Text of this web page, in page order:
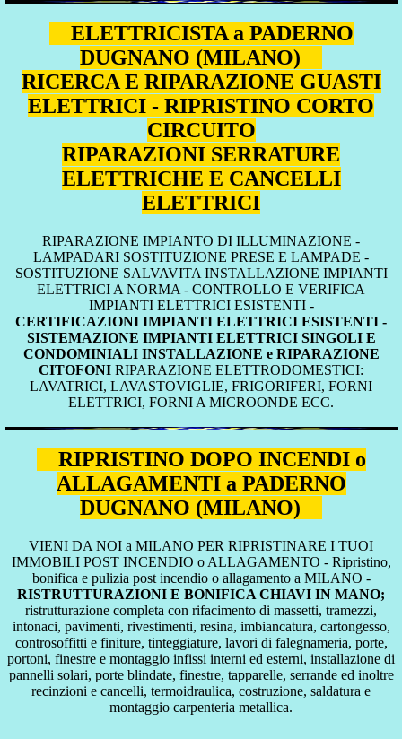
ELETTRICISTA a PADERNO
DUGNANO (MILANO)
RICERCA E RIPARAZIONE GUASTI
ELETTRICI - RIPRISTINO CORTO
CIRCUITO
RIPARAZIONI SERRATURE
ELETTRICHE E CANCELLI
ELETTRICI
RIPARAZIONE IMPIANTO DI ILLUMINAZIONE -
LAMPADARI SOSTITUZIONE PRESE E LAMPADE -
SOSTITUZIONE SALVAVITA INSTALLAZIONE IMPIANTI
ELETTRICI A NORMA - CONTROLLO E VERIFICA
IMPIANTI ELETTRICI ESISTENTI -
CERTIFICAZIONI IMPIANTI ELETTRICI ESISTENTI -
SISTEMAZIONE IMPIANTI ELETTRICI SINGOLI E
CONDOMINIALI INSTALLAZIONE e RIPARAZIONE
CITOFONI RIPARAZIONE ELETTRODOMESTICI:
LAVATRICI, LAVASTOVIGLIE, FRIGORIFERI, FORNI
ELETTRICI, FORNI A MICROONDE ECC.
RIPRISTINO DOPO INCENDI o
ALLAGAMENTI a PADERNO
DUGNANO (MILANO)
VIENI DA NOI a MILANO PER RIPRISTINARE I TUOI
IMMOBILI POST INCENDIO o ALLAGAMENTO - Ripristino,
bonifica e pulizia post incendio o allagamento a MILANO -
RISTRUTTURAZIONI E BONIFICA CHIAVI IN MANO;
ristrutturazione completa con rifacimento di massetti, tramezzi,
intonaci, pavimenti, rivestimenti, resina, imbiancatura, cartongesso,
controsoffitti e finiture, tinteggiature, lavori di falegnameria, porte,
portoni, finestre e montaggio infissi interni ed esterni, installazione di
pannelli solari, porte blindate, finestre, tapparelle, serrande ed inoltre
recinzioni e cancelli, termoidraulica, costruzione, saldatura e
montaggio carpenteria metallica.